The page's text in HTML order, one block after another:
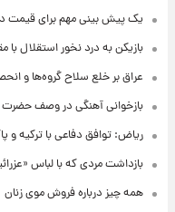
یک پیش ‌بینی مهم برای قیمت دلار، طلا
بازیکن به درد نخور استقلال با
عراق بر خلع سلاح گروه‌ها و
بازخوانی آهنگی در وصف حضرت
ریاض: توافق دفاعی با ترکیه
بازداشت مردی که با لباس
همه چیز درباره فروش موی زنان